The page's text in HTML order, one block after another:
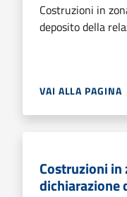
Costruzioni in
deposito della
VAI ALLA PAGINA
Costruzioni in
dichiarazione